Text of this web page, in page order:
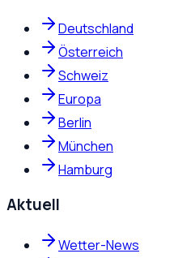
Deutschland
Österreich
Schweiz
Europa
Berlin
München
Hamburg
Aktuell
Wetter-News